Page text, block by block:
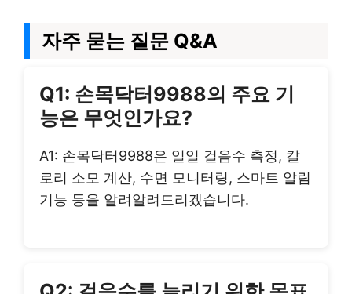
자주 묻는 질문 Q&A
Q1: 손목닥터9988의 주요 기
능은 무엇인가요?
A1: 손목닥터9988은 일일 걸음수 측정, 칼
로리 소모 계산, 수면 모니터링, 스마트 알림
기능 등을 알려알려드리겠습니다.